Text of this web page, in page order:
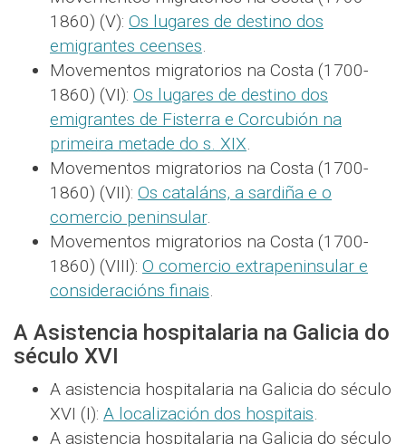
1860) (V): Os lugares de destino dos
emigrantes ceenses.
Movementos migratorios na Costa (1700-
1860) (VI): Os lugares de destino dos
emigrantes de Fisterra e Corcubión na
primeira metade do s. XIX.
Movementos migratorios na Costa (1700-
1860) (VII): Os cataláns, a sardiña e o
comercio peninsular.
Movementos migratorios na Costa (1700-
1860) (VIII): O comercio extrapeninsular e
consideracións finais.
A Asistencia hospitalaria na Galicia do
século XVI
A asistencia hospitalaria na Galicia do século
XVI (I): A localización dos hospitais.
A asistencia hospitalaria na Galicia do século